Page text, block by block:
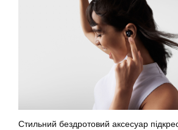
Стильний бездротовий аксесуар